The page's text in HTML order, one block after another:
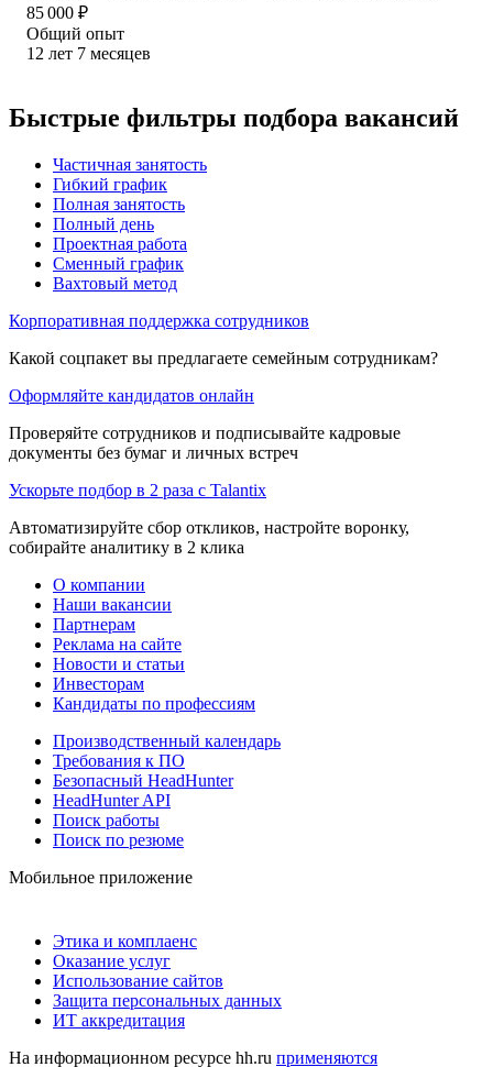
85 000 ₽
Общий опыт
12 лет 7 месяцев
Быстрые фильтры подбора вакансий
Частичная занятость
Гибкий график
Полная занятость
Полный день
Проектная работа
Сменный график
Вахтовый метод
Корпоративная поддержка сотрудников
Какой соцпакет вы предлагаете семейным сотрудникам?
Оформляйте кандидатов онлайн
Проверяйте сотрудников и подписывайте кадровые
документы без бумаг и личных встреч
Ускорьте подбор в 2 раза с Talantix
Автоматизируйте сбор откликов, настройте воронку,
собирайте аналитику в 2 клика
О компании
Наши вакансии
Партнерам
Реклама на сайте
Новости и статьи
Инвесторам
Кандидаты по профессиям
Производственный календарь
Требования к ПО
Безопасный HeadHunter
HeadHunter API
Поиск работы
Поиск по резюме
Мобильное приложение
Этика и комплаенс
Оказание услуг
Использование сайтов
Защита персональных данных
ИТ аккредитация
На информационном ресурсе hh.ru применяются